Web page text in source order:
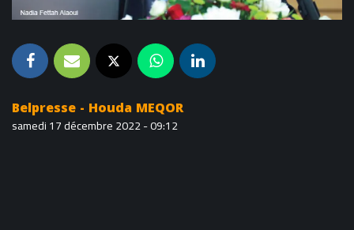
Belpresse - Houda MEQOR
samedi 17 décembre 2022 - 09:12